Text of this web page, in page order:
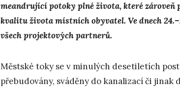
meandrující potoky plné života, které zároveň
kvalitu života místních obyvatel. Ve dnech
všech projektových partnerů.
Městské toky se v minulých desetiletích
přebudovány, sváděny do kanalizací či